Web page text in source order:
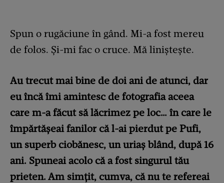
Spun o rugăciune în gând. Mi-a fost mereu
de folos. Și-mi fac o cruce. Mă liniștește.
Au trecut mai bine de doi ani de atunci, dar
eu încă îmi amintesc de fotografia aceea
care m-a făcut să lăcrimez pe loc… în care le
împărtășeai fanilor că l-ai pierdut pe Pufi,
un superb ciobănesc, un uriaș blând, după 16
ani. Spuneai acolo că a fost singurul tău
prieten. Am simțit, cumva, că nu te refereai